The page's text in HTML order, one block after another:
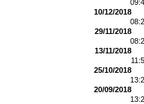
10/12/2018
29/11/2018
13/11/2018
25/10/2018
20/09/2018